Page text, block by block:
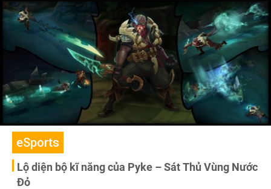
chuyện này. Cùng hóng ngay thôi nào!
eSports
Lộ diện bộ kĩ năng của Pyke – Sát Thủ Vùng Nước
Đỏ